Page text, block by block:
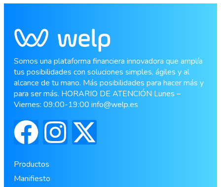
Somos una plataforma financiera innovadora que amplía
tus posibilidades con soluciones simples, ágiles y al
alcance de tu mano. Más posibilidades para hacer más y
para ser más. HORARIO DE ATENCIÓN Lunes –
Viernes: 09:00-19:00 info@welp.es
Productos
Manifiesto